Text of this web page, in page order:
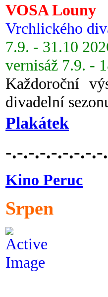
VOSA Louny
Vrchlického
7.9. - 31.10
vernisáž 7.9. -
Každoroční
divadelní
Plakátek
-.-.-.-.-.-.-.-.-
Kino Peruc
Srpen